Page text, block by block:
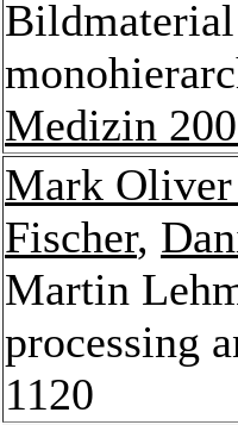
Medizin
Mark
Fischer,
Martin
processing
1120